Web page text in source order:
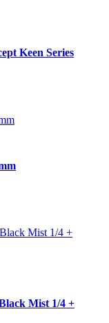
Keen Series
Mist 1/4 +